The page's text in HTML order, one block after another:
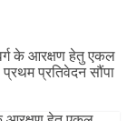
के आरक्षण हेतु एकल
प्रतिवेदन सौंपा